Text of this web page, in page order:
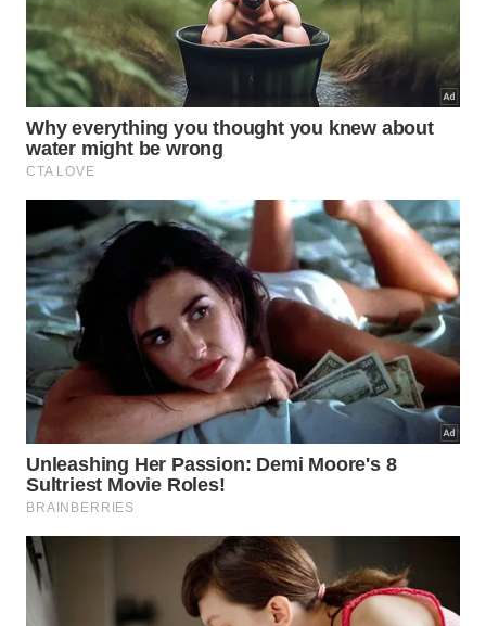
mentalidade eleva a frequência vibracional do lar,
fazendo com que a atividade se torne leve e
recompensadora para quem a executa com amor. A
gratidão é o tempero secreto que torna qualquer
ambiente mais acolhedor.